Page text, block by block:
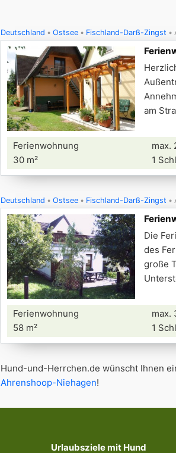
Deutschland Ostsee Fischland-Darß-Zingst
am
Ferienwohnung
30 m²
max.
1
Deutschland Ostsee Fischland-Darß-Zingst
Die
des
große
Ferienwohnung
58 m²
max.
1
Hund-und-Herrchen.de wünscht Ihnen
Ahrenshoop-Niehagen!
Urlaubsziele mit Hund